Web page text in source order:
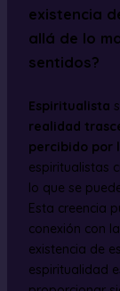
existencia
allá de lo
sentidos?
Espiritualista
realidad
percibido por
espiritualistas
lo que se
Esta creencia
conexión con
existencia de
espiritualidad